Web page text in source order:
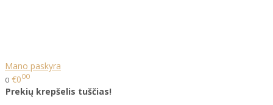
Mano paskyra
0 €000
Prekių krepšelis tuščias!